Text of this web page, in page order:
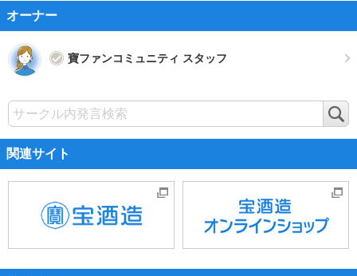
オーナー
寶ファンコミュニティ スタッフ
関連サイト